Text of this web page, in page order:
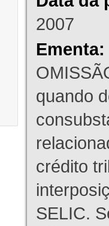
2007
Ementa:
quando
crédito
SELIC.